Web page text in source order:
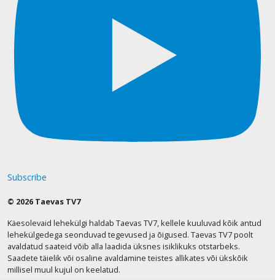
Subscribe
© 2026 Taevas TV7
Käesolevaid lehekülgi haldab Taevas TV7, kellele kuuluvad kõik antud
lehekülgedega seonduvad tegevused ja õigused. Taevas TV7 poolt
avaldatud saateid võib alla laadida üksnes isiklikuks otstarbeks.
Saadete täielik või osaline avaldamine teistes allikates või ükskõik
millisel muul kujul on keelatud.